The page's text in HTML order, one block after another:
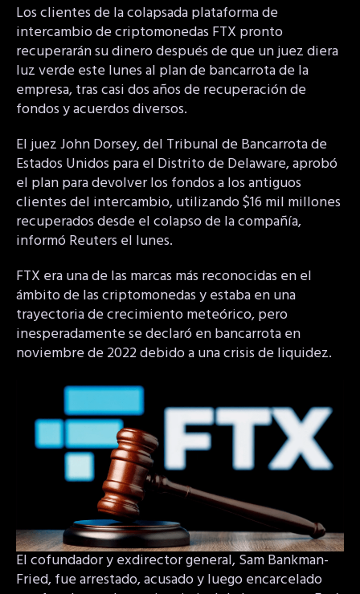
Los clientes de la colapsada plataforma de
intercambio de criptomonedas FTX pronto
recuperarán su dinero después de que un juez diera
luz verde este lunes al plan de bancarrota de la
empresa, tras casi dos años de recuperación de
fondos y acuerdos diversos.
El juez John Dorsey, del Tribunal de Bancarrota de
Estados Unidos para el Distrito de Delaware, aprobó
el plan para devolver los fondos a los antiguos
clientes del intercambio, utilizando $16 mil millones
recuperados desde el colapso de la compañía,
informó Reuters el lunes.
FTX era una de las marcas más reconocidas en el
ámbito de las criptomonedas y estaba en una
trayectoria de crecimiento meteórico, pero
inesperadamente se declaró en bancarrota en
noviembre de 2022 debido a una crisis de liquidez.
El cofundador y exdirector general, Sam Bankman-
Fried, fue arrestado, acusado y luego encarcelado